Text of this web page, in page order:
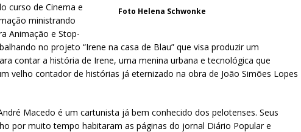
Foto Helena Schwonke
curso de Cinema e
ministrando
Animação e Stop-
no projeto “Irene na casa de Blau” que visa produzir um
contar a história de Irene, uma menina urbana e tecnológica que
velho contador de histórias já eternizado na obra de João Simões Lopes
Macedo é um cartunista já bem conhecido dos pelotenses. Seus
por muito tempo habitaram as páginas do jornal Diário Popular e